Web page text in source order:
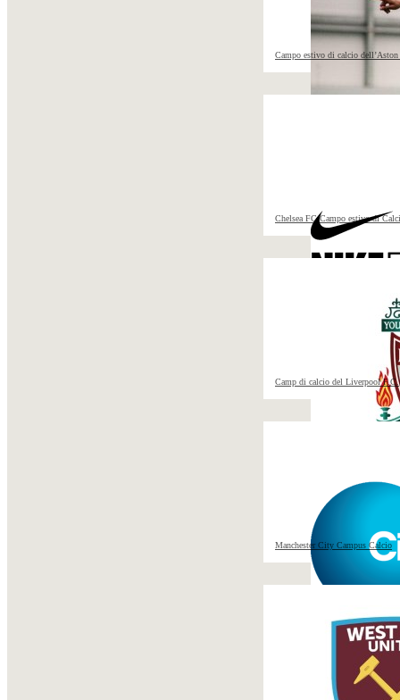
Campo estivo di calcio
Chelsea FC Campo estivo di
Camp di calcio del Liverpool F.C.
Manchester City Campus Calcio